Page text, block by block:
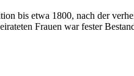
bis etwa 1800, nach der
Frauen war fester